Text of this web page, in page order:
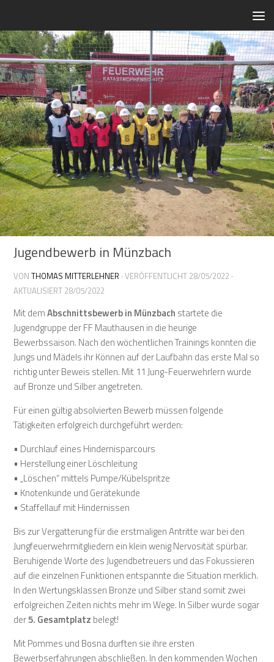
Jugendbewerb in Münzbach
VONTHOMAS MITTERLEHNER · VERÖFFENTLICHT 28/05/2022 ·
AKTUALISIERT 28/05/2022
Mit demAbschnittsbewerb in Münzbach startete die
Jugendgruppe der FF Mauthausen in die heurige
Bewerbssaison. Nach den wöchentlichen Trainings konnten die
Jungs und Mädels ihr Können auf der Laufbahn das erste Mal so
richtig unter Beweis stellen. Mit 11 Jung-Feuerwehrlern wurde
auf Bronze und Silber angetreten.
Für einen gültig absolvierten Bewerb müssen folgende
Tätigkeiten erfolgreich durchgeführt werden:
• Durchlauf eines Hindernisparcours
• Herstellung einer Löschleitung
• „Löschen“ mittels Pumpe/Kübelspritze
• Knotenkunde und Gerätekunde
• Staffellauf mit Hindernissen
Bis zur Vergatterung für die erstmaligen Antritte war bei den
Jungfeuerwehrmitgliedern ein klein wenig Nervosität spürbar.
Beruhigende Worte des Jugendbetreuers und das Fokussieren
auf die einzelnen Funktionen entspannte die Situation merklich.
In den Wertungsklassen Bronze und Silber stand somit zwei
erfolgreichen Zeiten nichts mehr im Wege. In Silber wurde sogar
der5. Gesamtplatz belegt!
Mit Pommes und Bosna durften sie ihre ersten
Bewerbserfahrungen abschließen. In den kommenden Wochen